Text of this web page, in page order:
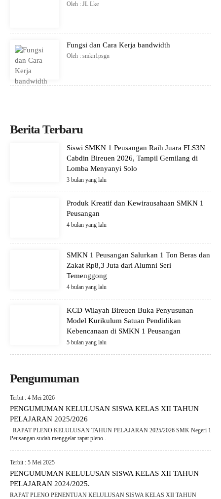
Oleh : JL Lke
Fungsi dan Cara Kerja bandwidth
Oleh : smkn1psgn
Berita Terbaru
Siswi SMKN 1 Peusangan Raih Juara FLS3N
Cabdin Bireuen 2026, Tampil Gemilang di
Lomba Menyanyi Solo
3 bulan yang lalu
Produk Kreatif dan Kewirausahaan SMKN 1
Peusangan
4 bulan yang lalu
SMKN 1 Peusangan Salurkan 1 Ton Beras dan
Zakat Rp8,3 Juta dari Alumni Seri
Temenggong
4 bulan yang lalu
KCD Wilayah Bireuen Buka Penyusunan
Model Kurikulum Satuan Pendidikan
Kebencanaan di SMKN 1 Peusangan
5 bulan yang lalu
Pengumuman
Terbit : 4 Mei 2026
PENGUMUMAN KELULUSAN SISWA KELAS XII TAHUN
PELAJARAN 2025/2026
RAPAT PLENO KELULUSAN TAHUN PELAJARAN 2025/2026 SMK Negeri 1
Peusangan sudah menggelar rapat pleno..
Terbit : 5 Mei 2025
PENGUMUMAN KELULUSAN SISWA KELAS XII TAHUN
PELAJARAN 2024/2025.
RAPAT PLENO PENENTUAN KELULUSAN SISWA KELAS XII TAHUN